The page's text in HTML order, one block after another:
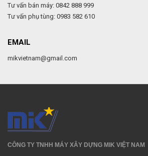
Tư vấn bán máy: 0842 888 999
Tư vấn phụ tùng: 0983 582 610
EMAIL
mikvietnam@gmail.com
CÔNG TY TNHH MÁY XÂY DỰNG MIK VIỆT NAM